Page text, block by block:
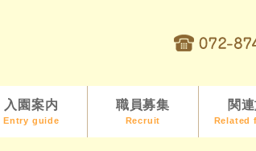
入園案内
Entry guide
職員募集
Recruit
関
Related